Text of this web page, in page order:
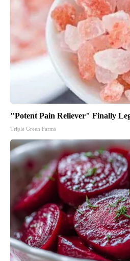
"Potent Pain Reliever" Finally
Triple Green Farms